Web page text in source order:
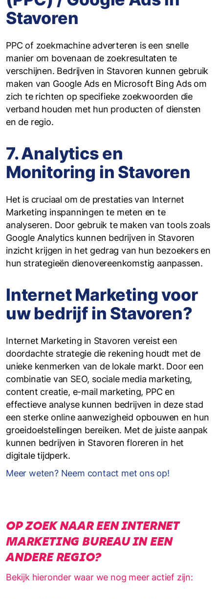
Stavoren
PPC of zoekmachine adverteren is een snelle
manier om bovenaan de zoekresultaten te
verschijnen. Bedrijven in Stavoren kunnen gebruik
maken van Google Ads en Microsoft Bing Ads om
zich te richten op specifieke zoekwoorden die
verband houden met hun producten of diensten
en de regio.
7. Analytics en
Monitoring in Stavoren
Het is cruciaal om de prestaties van Internet
Marketing inspanningen te meten en te
analyseren. Door gebruik te maken van tools zoals
Google Analytics kunnen bedrijven in Stavoren
inzicht krijgen in het gedrag van hun bezoekers en
hun strategieën dienovereenkomstig aanpassen.
Internet Marketing voor
uw bedrijf in Stavoren?
Internet Marketing in Stavoren vereist een
doordachte strategie die rekening houdt met de
unieke kenmerken van de lokale markt. Door een
combinatie van SEO, sociale media marketing,
content creatie, e-mail marketing, PPC en
effectieve analyse kunnen bedrijven in deze stad
een sterke online aanwezigheid opbouwen en hun
groeidoelstellingen bereiken. Met de juiste aanpak
kunnen bedrijven in Stavoren floreren in het
digitale tijdperk.
Meer weten? Neem contact met ons op!
OP ZOEK NAAR EEN INTERNET
MARKETING BUREAU IN EEN
ANDERE REGIO?
Bekijk hieronder waar we nog meer actief zijn: